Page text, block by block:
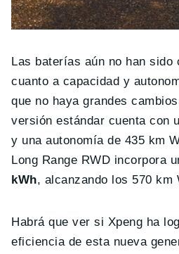
Las baterías aún no han sido
cuanto a capacidad y
que no haya grandes
versión estándar cuenta con
y una autonomía de 435 km
Long Range RWD incorpora
kWh, alcanzando los 570 km
Habrá que ver si Xpeng ha
eficiencia de esta nueva